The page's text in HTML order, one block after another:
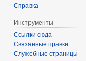
Справка
Инструменты
Ссылки сюда
Связанные правки
Служебные страницы